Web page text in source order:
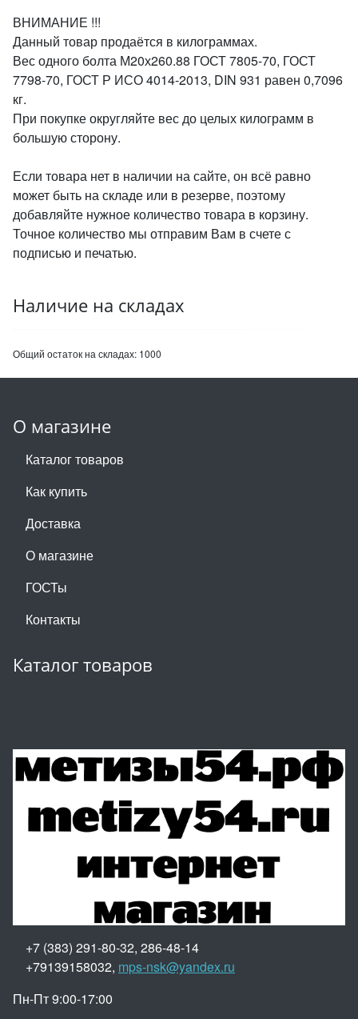
ВНИМАНИЕ !!!
Данный товар продаётся в килограммах.
Вес одного болта М20х260.88 ГОСТ 7805-70, ГОСТ
7798-70, ГОСТ Р ИСО 4014-2013, DIN 931 равен 0,7096
кг.
При покупке округляйте вес до целых килограмм в
большую сторону.
Если товара нет в наличии на сайте, он всё равно
может быть на складе или в резерве, поэтому
добавляйте нужное количество товара в корзину.
Точное количество мы отправим Вам в счете с
подписью и печатью.
Наличие на складах
Общий остаток на складах: 1000
О магазине
Каталог товаров
Как купить
Доставка
О магазине
ГОСТы
Контакты
Каталог товаров
+7 (383) 291-80-32, 286-48-14
+79139158032, mps-nsk@yandex.ru
Пн-Пт 9:00-17:00